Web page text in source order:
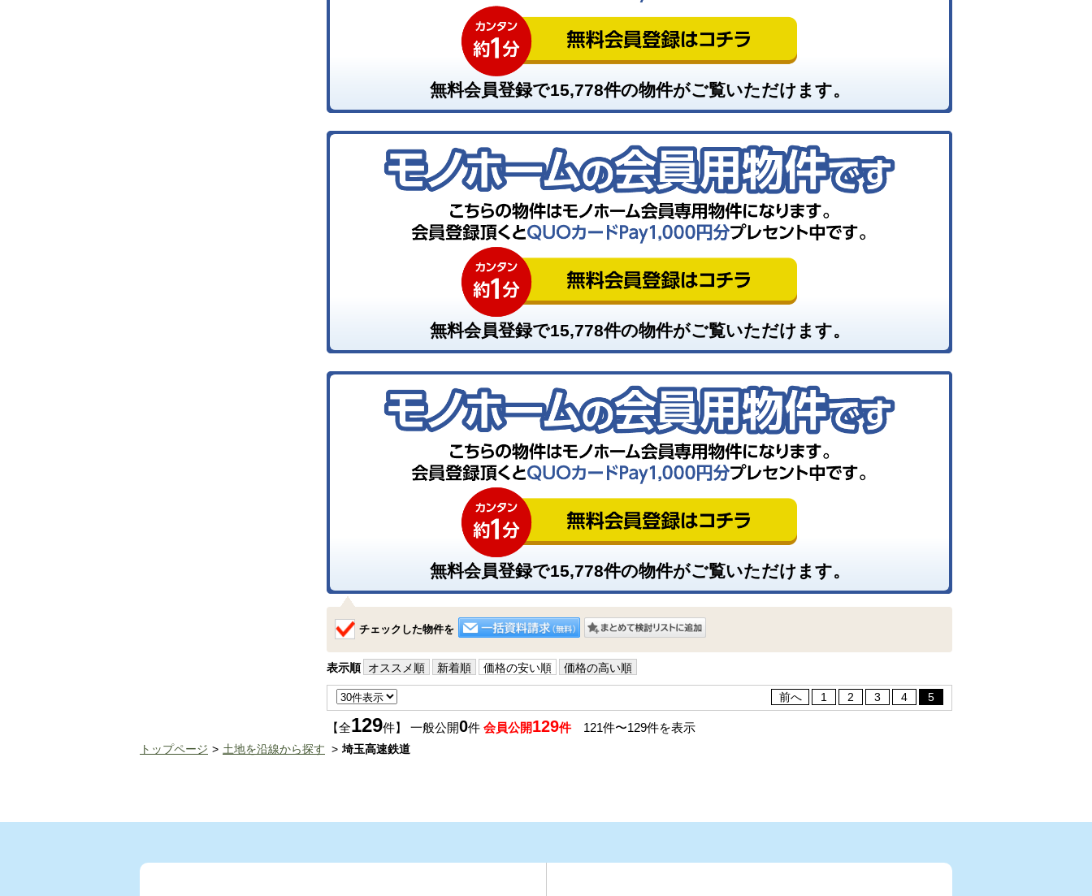
無料会員登録で15,778件の物件がご覧いただけます。
無料会員登録で15,778件の物件がご覧いただけます。
無料会員登録で15,778件の物件がご覧いただけます。
チェックした物件を
表示順 オススメ順 新着順 価格の安い順 価格の高い順
前へ 1 2 3 4 5
【全129件】 一般公開0件 会員公開129件121件〜129件を表示
トップページ 土地を沿線から探す 埼玉高速鉄道